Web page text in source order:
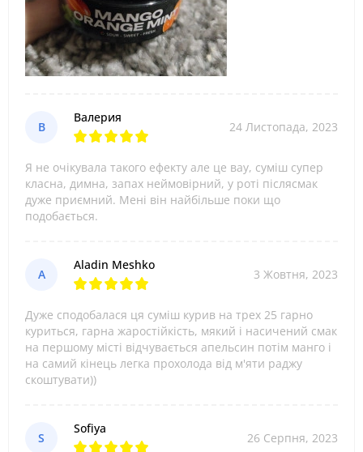
В
Валерия
24 Листопада, 2023
Я не очікувала такого ефекту але це вау, суміш супер
класна, димна, запах неймовірний, у роті післясмак
дуже приємний. Мені він найбільше поки що
подобається.
A
Aladin Meshko
3 Жовтня, 2023
Дуже сподобалася ця суміш курив на трех 25 гарно
куриться, гарна жаростійкість, мякий і насичений смак
на першому місті відчувається апельсин потім манго і
на самий кінець легка прохолода від м'яти раджу
скоштувати))
S
Sofiya
26 Серпня, 2023